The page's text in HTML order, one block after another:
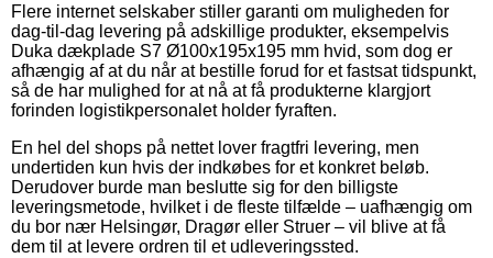
Flere internet selskaber stiller garanti om muligheden for
dag-til-dag levering på adskillige produkter, eksempelvis
Duka dækplade S7 Ø100x195x195 mm hvid, som dog er
afhængig af at du når at bestille forud for et fastsat tidspunkt,
så de har mulighed for at nå at få produkterne klargjort
forinden logistikpersonalet holder fyraften.
En hel del shops på nettet lover fragtfri levering, men
undertiden kun hvis der indkøbes for et konkret beløb.
Derudover burde man beslutte sig for den billigste
leveringsmetode, hvilket i de fleste tilfælde – uafhængig om
du bor nær Helsingør, Dragør eller Struer – vil blive at få
dem til at levere ordren til et udleveringssted.